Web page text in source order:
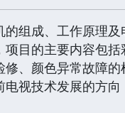
组成、工作原理
目的主要内容包
、颜色异常故障
视技术发展的方